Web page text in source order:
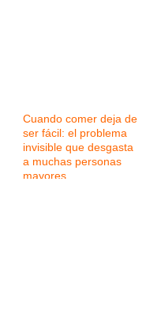
Cuando comer deja de
ser fácil: el problema
invisible que desgasta
a muchas personas
mayores